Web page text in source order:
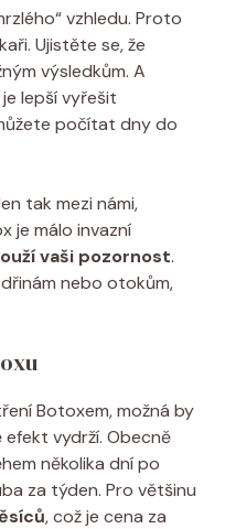
vzhledu. Proto
Ujistěte se, že
výsledkům. A
lepší vyřešit
počítat dny do
tak mezi námi,
je málo invazní
vaši pozornost.
nebo otokům,
Botoxem, možná by
efekt vydrží. Obecně
několika dní po
za týden. Pro většinu
, což je cena za